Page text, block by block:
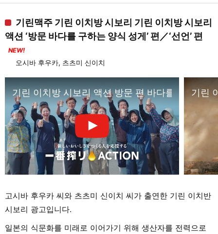
기린맥주 기린 이치방 시보리 기린 이치방 시보리
액션 ‘방문 바다를 구하는 양식 성게’ 편／‘선언’ 편
NEW!
오시바 후우카, 츠츠미 신이치
기린 이치방 시보리 액션 방문 편 바다를 구하는
기린
고시바 후우카 씨와 츠츠미 신이치 씨가 출연한 기린 이치반
시보리 광고입니다.
일본의 식문화를 미래로 이어가기 위해 생산자를 전력으로